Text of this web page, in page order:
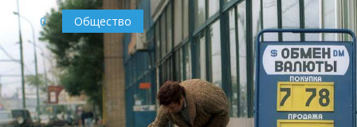
0 Общество